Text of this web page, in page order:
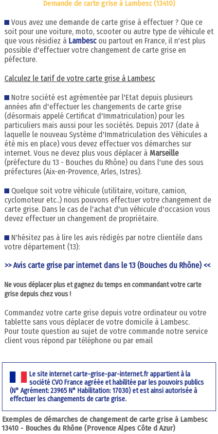
Demande de carte grise à Lambesc (13410)
Vous avez une demande de carte grise à effectuer ? Que ce
soit pour une voiture, moto, scooter ou autre type de véhicule et
que vous résidiez à Lambesc ou partout en France, il n'est plus
possible d'effectuer votre changement de carte grise en
péfecture.
Calculez le tarif de votre carte grise à Lambesc
Notre société est agrémentée par l'Etat depuis plusieurs
années afin d'effectuer les changements de carte grise
(désormais appelé Certificat d'Immatriculation) pour les
particuliers mais aussi pour les sociétés. Depuis 2017 (date à
laquelle le nouveau Système d'Immatriculation des Véhicules a
été mis en place) vous devez effectuer vos démarches sur
internet. Vous ne devez plus vous déplacer à Marseille
(préfecture du 13 - Bouches du Rhône) ou dans l'une des sous
préfectures (Aix-en-Provence, Arles, Istres).
Quelque soit votre véhicule (utilitaire, voiture, camion,
cyclomoteur etc..) nous pouvons effectuer votre changement de
carte grise. Dans le cas de l'achat d'un véhicule d'occasion vous
devez effectuer un changement de propriétaire.
N'hésitez pas à lire les avis rédigés par notre clientèle dans
votre département (13):
>> Avis carte grise par internet dans le 13 (Bouches du Rhône) <<
Ne vous déplacer plus et gagnez du temps en commandant votre carte
grise depuis chez vous !
Commandez votre carte grise depuis votre ordinateur ou votre
tablette sans vous déplacer de votre domicile à Lambesc.
Pour toute question au sujet de votre commande notre service
client vous répond par téléphone ou par email
Le site internet carte-grise-par-internet.fr appartient à la
société CVO France agréée et habilitée par les pouvoirs publics
(N° Agrément: 23965 N° Habilitation: 17030) et est ainsi autorisée à
effectuer les changements de carte grise.
Exemples de démarches de changement de carte grise à Lambesc
13410 - Bouches du Rhône (Provence Alpes Côte d Azur)